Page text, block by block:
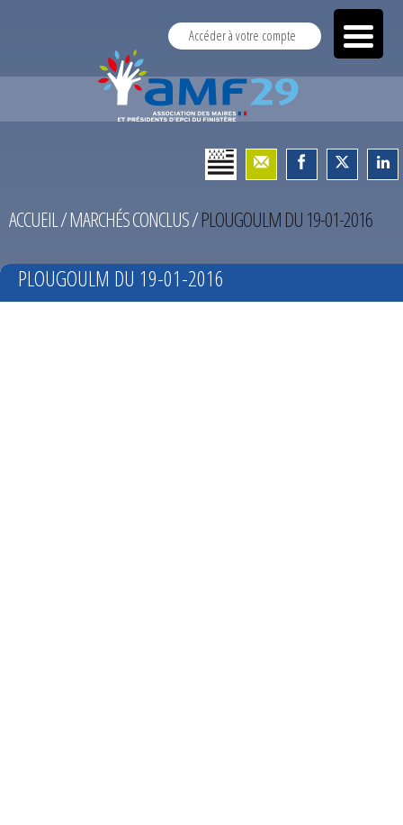
Accéder à votre compte
ACCUEIL/MARCHÉS CONCLUS/PLOUGOULM DU 19-01-2016
PLOUGOULM DU 19-01-2016